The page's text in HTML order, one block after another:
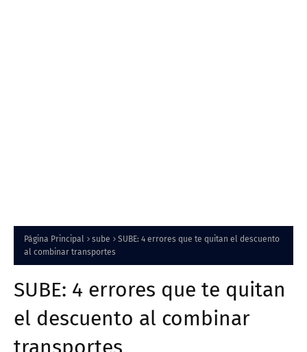
Página Principal sube
SUBE: 4 errores que te quitan el descuento
al combinar transportes
SUBE: 4 errores que te quitan
el descuento al combinar